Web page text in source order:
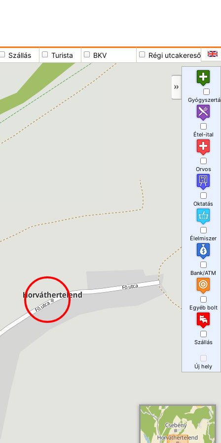
Szállás Turista BKV Régi utcakereső
Étel-ital
Orvos
Oktatás
Élelmiszer
Bank/ATM
Egyéb bolt
Szállás
Új hely